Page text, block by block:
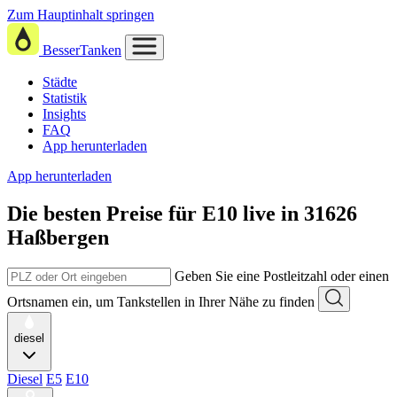
Zum Hauptinhalt springen
BesserTanken
Städte
Statistik
Insights
FAQ
App herunterladen
App herunterladen
Die besten Preise für E10 live in 31626
Haßbergen
Geben Sie eine Postleitzahl oder einen
Ortsnamen ein, um Tankstellen in Ihrer Nähe zu finden
diesel
Diesel E5 E10